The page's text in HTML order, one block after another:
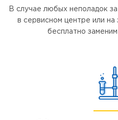
В случае любых неполадок
в сервисном центре или на
бесплатно